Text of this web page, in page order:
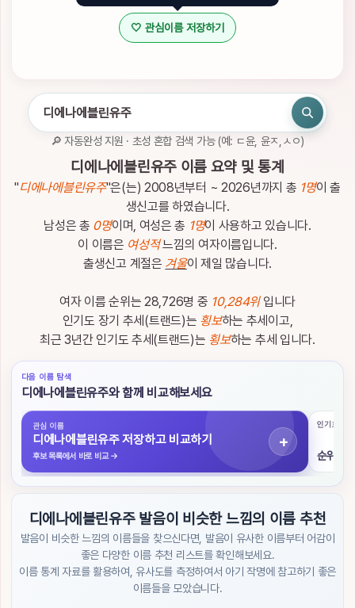
세
요.
인
이
검
색
이
검
초
성
명
🤍 관심이름 저장하기
🔎 자동완성 지원 · 초성 혼합 검색 가능 (예: ㄷ윤, 윤ㅈ,ㅅㅇ)
디에나에블린유주 이름 요약 및 통계
"디에나에블린유주"은(는) 2008년부터 ~ 2026년까지 총 1명이 출
생신고를 하였습니다.
남성은 총 0명이며, 여성은 총 1명이 사용하고 있습니다.
이 이름은 여성적느낌의 여자이름입니다.
출생신고 계절은 겨울이 제일 많습니다.
여자 이름 순위는 28,726명 중 10,284위입니다
인기도 장기 추세(트랜드)는 횡보하는 추세이고,
최근 3년간 인기도 추세(트랜드)는 횡보하는 추세 입니다.
다음 이름 탐색
디에나에블린유주와 함께 비교해보세요
관심 이름
디에나에블린유주 저장하고 비교하기
후보 목록에서 바로 비교→
인기 흐름
순위 구
디에나에블린유주 발음이 비슷한 느낌의 이름 추천
발음이 비슷한 느낌의 이름들을 찾으신다면, 발음이 유사한 이름부터 어감이
좋은 다양한 이름 추천 리스트를 확인해보세요.
이름 통계 자료를 활용하여, 유사도를 측정하여서 아기 작명에 참고하기 좋은
이름들을 모았습니다.